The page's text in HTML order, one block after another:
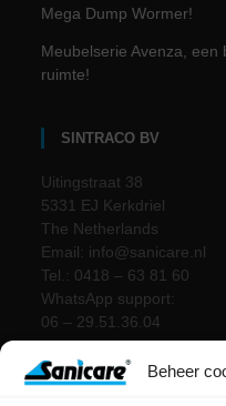
Beheer
Mega Dump Wormer!
Meubelserie Avenza,
ruimte!
SINTRACO BV
Uitingstraat 38
5331 EJ Kerkdriel
The Netherlands
Email: info@sanicare.nl
Tel.: 0418 – 63 81 60
WhatsApp support:
06 – 29.51.36.04